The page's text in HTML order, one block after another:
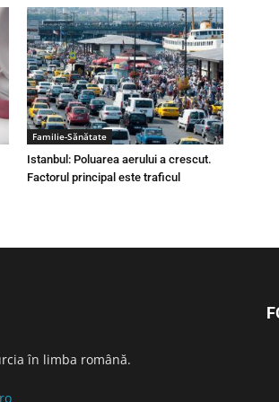
Familie-Sănătate
Istanbul: Poluarea aerului a crescut.
Factorul principal este traficul
în limba română.